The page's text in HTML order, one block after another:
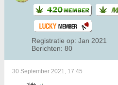
Registratie op: Jan 2021
Berichten: 80
30 September 2021, 17:45